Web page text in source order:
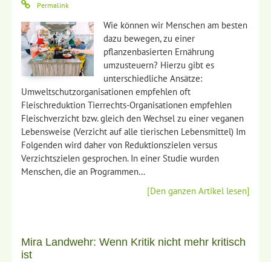
Permalink
Wie können wir Menschen am besten
dazu bewegen, zu einer
pflanzenbasierten Ernährung
umzusteuern? Hierzu gibt es
unterschiedliche Ansätze:
Umweltschutzorganisationen empfehlen oft
Fleischreduktion Tierrechts-Organisationen empfehlen
Fleischverzicht bzw. gleich den Wechsel zu einer veganen
Lebensweise (Verzicht auf alle tierischen Lebensmittel) Im
Folgenden wird daher von Reduktionszielen versus
Verzichtszielen gesprochen. In einer Studie wurden
Menschen, die an Programmen…
[Den ganzen Artikel lesen]
Mira Landwehr: Wenn Kritik nicht mehr kritisch
ist